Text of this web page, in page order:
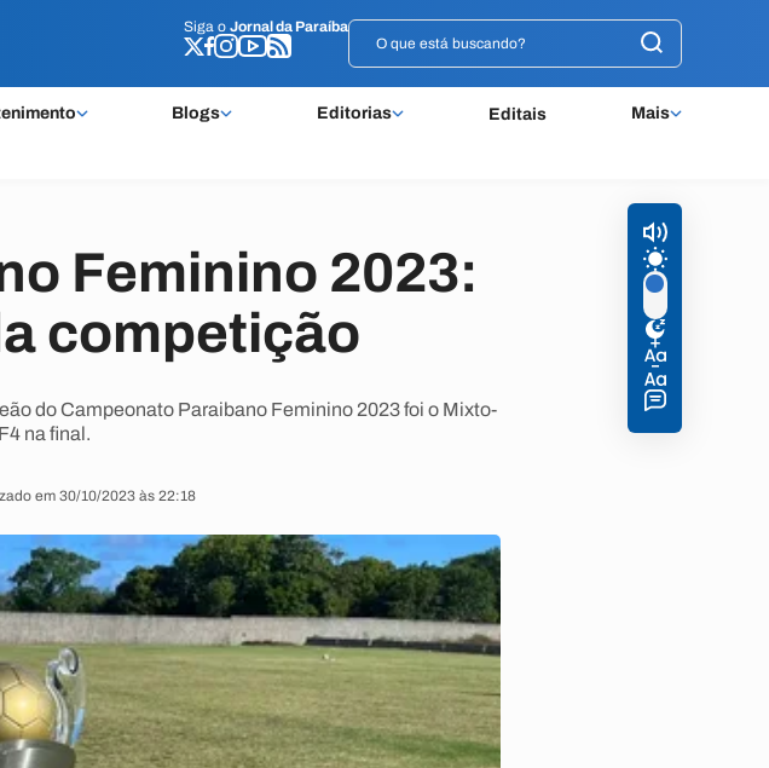
Siga o Jornal da Paraíba
Blogs Editorias Editais Mais
Siga o Jornal da Paraíba
Feminino 2023:
competição
do Campeonato Paraibano Feminino 2023 foi o Mixto-
na final.
em 30/10/2023 às 22:18